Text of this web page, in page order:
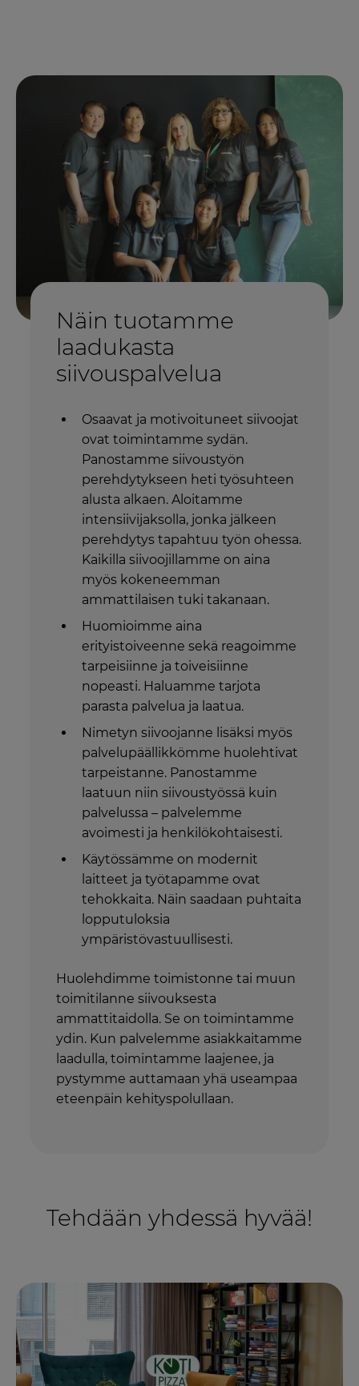
Näin tuotamme
laadukasta
siivouspalvelua
Osaavat ja motivoituneet siivoojat
ovat toimintamme sydän.
Panostamme siivoustyön
perehdytykseen heti työsuhteen
alusta alkaen. Aloitamme
intensiivijaksolla, jonka jälkeen
perehdytys tapahtuu työn ohessa.
Kaikilla siivoojillamme on aina
myös kokeneemman
ammattilaisen tuki takanaan.
Huomioimme aina
erityistoiveenne sekä reagoimme
tarpeisiinne ja toiveisiinne
nopeasti. Haluamme tarjota
parasta palvelua ja laatua.
Nimetyn siivoojanne lisäksi myös
palvelupäällikkömme huolehtivat
tarpeistanne. Panostamme
laatuun niin siivoustyössä kuin
palvelussa – palvelemme
avoimesti ja henkilökohtaisesti.
Käytössämme on modernit
laitteet ja työtapamme ovat
tehokkaita. Näin saadaan puhtaita
lopputuloksia
ympäristövastuullisesti.
Huolehdimme toimistonne tai muun
toimitilanne siivouksesta
ammattitaidolla. Se on toimintamme
ydin. Kun palvelemme asiakkaitamme
laadulla, toimintamme laajenee, ja
pystymme auttamaan yhä useampaa
eteenpäin kehityspolullaan.
Tehdään yhdessä hyvää!